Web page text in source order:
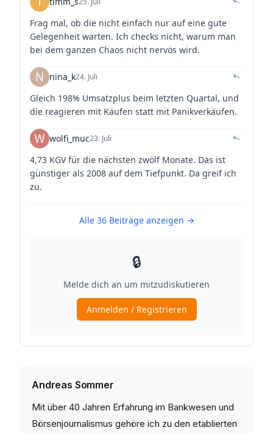
Andreas Sommer
Mit über 40 Jahren Erfahrung im Bankwesen und
Börsenjournalismus gehöre ich zu den etablierten